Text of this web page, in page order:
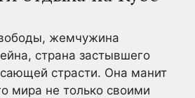
жемчужина
страна застывшего
страсти. Она манит
мира не только своими